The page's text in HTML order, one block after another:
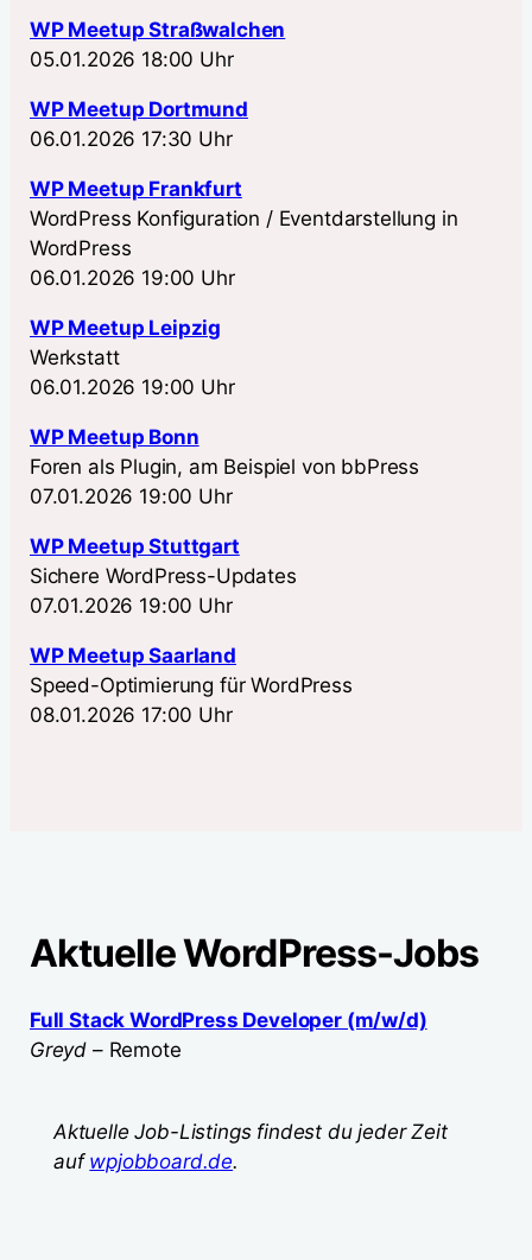
WP Meetup Straßwalchen
05.01.2026 18:00 Uhr
WP Meetup Dortmund
06.01.2026 17:30 Uhr
WP Meetup Frankfurt
WordPress Konfiguration / Eventdarstellung in
WordPress
06.01.2026 19:00 Uhr
WP Meetup Leipzig
Werkstatt
06.01.2026 19:00 Uhr
WP Meetup Bonn
Foren als Plugin, am Beispiel von bbPress
07.01.2026 19:00 Uhr
WP Meetup Stuttgart
Sichere WordPress-Updates
07.01.2026 19:00 Uhr
WP Meetup Saarland
Speed-Optimierung für WordPress
08.01.2026 17:00 Uhr
Aktuelle WordPress-Jobs
Full Stack WordPress Developer (m/w/d)
Greyd – Remote
Aktuelle Job-Listings findest du jeder Zeit
auf wpjobboard.de.